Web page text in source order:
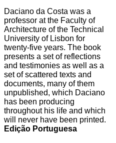
Daciano da Costa was a
professor at the Faculty of
Architecture of the Technical
University of Lisbon for
twenty-five years. The book
presents a set of reflections
and testimonies as well as a
set of scattered texts and
documents, many of them
unpublished, which Daciano
has been producing
throughout his life and which
will never have been printed.
Edição Portuguesa